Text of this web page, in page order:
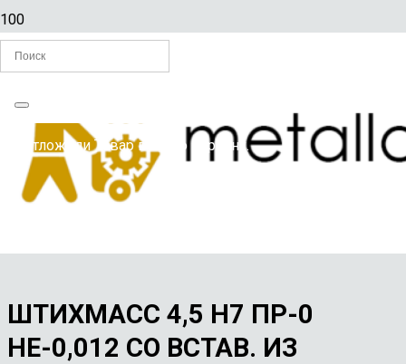
Вы отложилиТоварв свою корзину.
Главная
/
ИЗМЕРИТЕЛЬНЫЙ ИНСТРУМЕНТ
ШТИХМАСС 4,5 Н7 ПР-0
НЕ-0,012 СО ВСТАВ. ИЗ